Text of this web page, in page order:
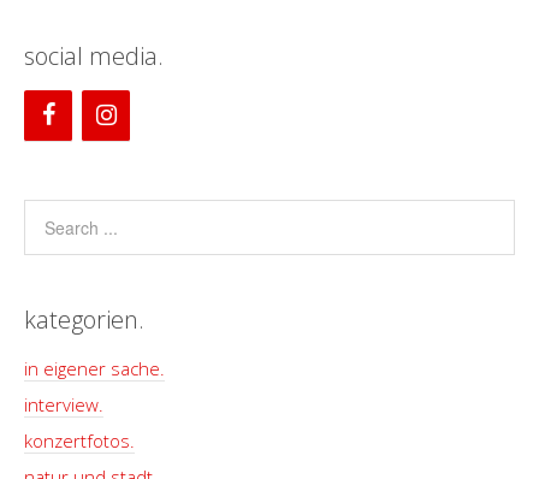
social media.
kategorien.
in eigener sache.
interview.
konzertfotos.